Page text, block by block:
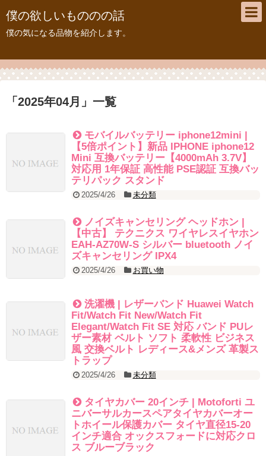
僕の欲しいもののの話
僕の気になる品物を紹介します。
「 2025年04月 」 一覧
モバイルバッテリー iphone12mini |
【5倍ポイント】新品 IPHONE iphone12
Mini 互換バッテリー【4000mAh 3.7V】
対応用 1年保証 高性能 PSE認証 互換バッ
テリパック スタンド
2025/4/26 未分類
ノイズキャンセリング ヘッドホン |
【中古】 テクニクス ワイヤレスイヤホン
EAH-AZ70W-S シルバー bluetooth ノイ
ズキャンセリング IPX4
2025/4/26 お買い物
洗濯機 | レザーバンド Huawei Watch
Fit/Watch Fit New/Watch Fit
Elegant/Watch Fit SE 対応 バンド PUレ
ザー素材 ベルト ソフト 柔軟性 ビジネス
風 交換ベルト レディース&メンズ 革製ス
トラップ
2025/4/26 未分類
タイヤカバー 20インチ | Motoforti ユ
ニバーサルカースペアタイヤカバーオー
トホイール保護カバー タイヤ直径15-20
インチ適合 オックスフォードに対応クロ
ス ブルーブラック